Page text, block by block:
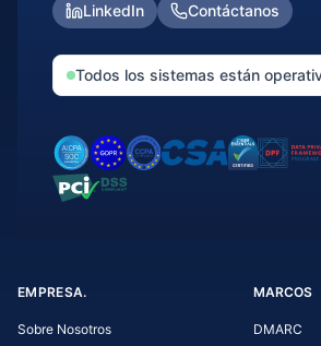
LinkedIn Contáctanos
Todos los sistemas están
EMPRESA.
Sobre Nosotros
MARCOS
DMARC